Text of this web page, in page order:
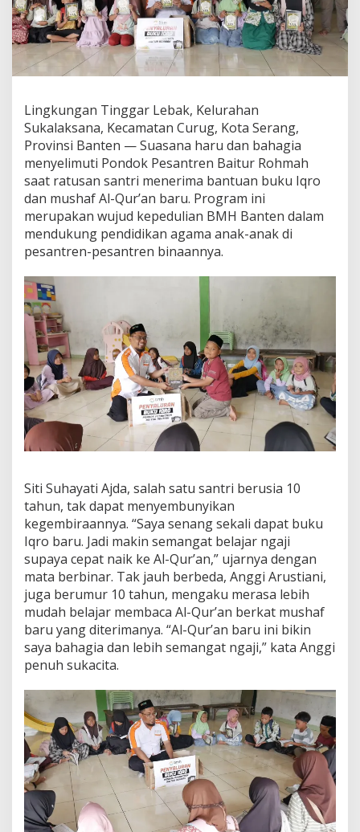
Lingkungan Tinggar Lebak, Kelurahan
Sukalaksana, Kecamatan Curug, Kota Serang,
Provinsi Banten — Suasana haru dan bahagia
menyelimuti Pondok Pesantren Baitur Rohmah
saat ratusan santri menerima bantuan buku Iqro
dan mushaf Al-Qur’an baru. Program ini
merupakan wujud kepedulian BMH Banten dalam
mendukung pendidikan agama anak-anak di
pesantren-pesantren binaannya.
Siti Suhayati Ajda, salah satu santri berusia 10
tahun, tak dapat menyembunyikan
kegembiraannya. “Saya senang sekali dapat buku
Iqro baru. Jadi makin semangat belajar ngaji
supaya cepat naik ke Al-Qur’an,” ujarnya dengan
mata berbinar. Tak jauh berbeda, Anggi Arustiani,
juga berumur 10 tahun, mengaku merasa lebih
mudah belajar membaca Al-Qur’an berkat mushaf
baru yang diterimanya. “Al-Qur’an baru ini bikin
saya bahagia dan lebih semangat ngaji,” kata Anggi
penuh sukacita.